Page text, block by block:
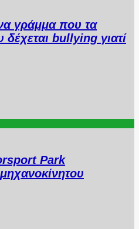
γράμμα που τα
bullying γιατί
Park